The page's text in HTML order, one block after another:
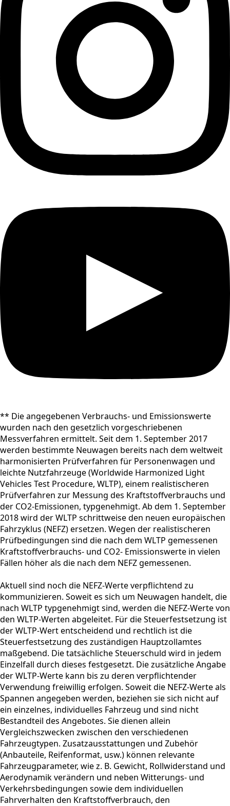
** Die angegebenen Verbrauchs- und Emissionswerte
wurden nach den gesetzlich vorgeschriebenen
Messverfahren ermittelt. Seit dem 1. September 2017
werden bestimmte Neuwagen bereits nach dem weltweit
harmonisierten Prüfverfahren für Personenwagen und
leichte Nutzfahrzeuge (Worldwide Harmonized Light
Vehicles Test Procedure, WLTP), einem realistischeren
Prüfverfahren zur Messung des Kraftstoffverbrauchs und
der CO2-Emissionen, typgenehmigt. Ab dem 1. September
2018 wird der WLTP schrittweise den neuen europäischen
Fahrzyklus (NEFZ) ersetzen. Wegen der realistischeren
Prüfbedingungen sind die nach dem WLTP gemessenen
Kraftstoffverbrauchs- und CO2- Emissionswerte in vielen
Fällen höher als die nach dem NEFZ gemessenen.
Aktuell sind noch die NEFZ-Werte verpflichtend zu
kommunizieren. Soweit es sich um Neuwagen handelt, die
nach WLTP typgenehmigt sind, werden die NEFZ-Werte von
den WLTP-Werten abgeleitet. Für die Steuerfestsetzung ist
der WLTP-Wert entscheidend und rechtlich ist die
Steuerfestsetzung des zuständigen Hauptzollamtes
maßgebend. Die tatsächliche Steuerschuld wird in jedem
Einzelfall durch dieses festgesetzt. Die zusätzliche Angabe
der WLTP-Werte kann bis zu deren verpflichtender
Verwendung freiwillig erfolgen. Soweit die NEFZ-Werte als
Spannen angegeben werden, beziehen sie sich nicht auf
ein einzelnes, individuelles Fahrzeug und sind nicht
Bestandteil des Angebotes. Sie dienen allein
Vergleichszwecken zwischen den verschiedenen
Fahrzeugtypen. Zusatzausstattungen und Zubehör
(Anbauteile, Reifenformat, usw.) können relevante
Fahrzeugparameter, wie z. B. Gewicht, Rollwiderstand und
Aerodynamik verändern und neben Witterungs- und
Verkehrsbedingungen sowie dem individuellen
Fahrverhalten den Kraftstoffverbrauch, den